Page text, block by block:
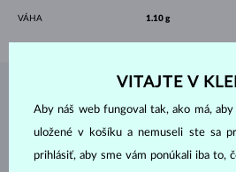
VÁHA 1.10 g
ŠPERKY Z
VITAJTE V
Aby náš web fungoval tak, ako má,
uložené v košíku a nemuseli ste sa
prihlásiť, aby sme vám ponúkali iba to,